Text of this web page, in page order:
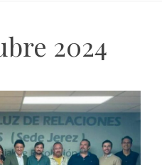
2024